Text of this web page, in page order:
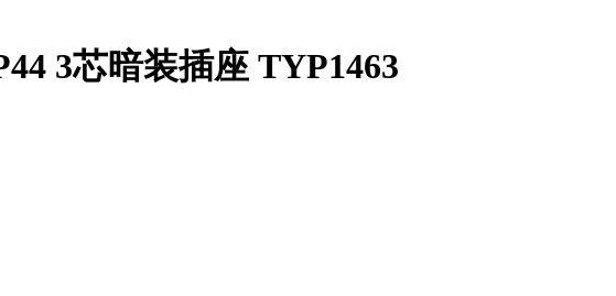
3芯暗装插座 TYP1463